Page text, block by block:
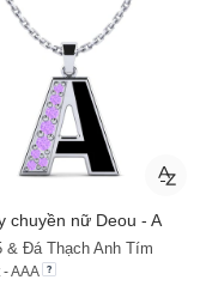
chuyền nữ Deou - A
& Đá Thạch Anh Tím
AAA